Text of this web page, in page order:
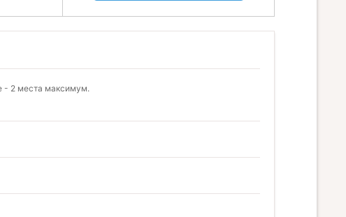
- 2 места максимум.